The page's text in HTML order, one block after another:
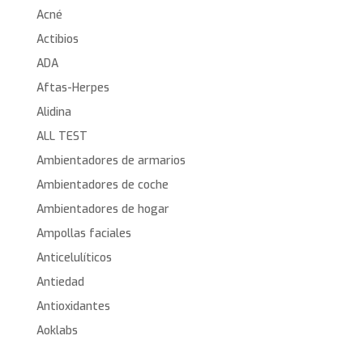
Acné
Actibios
ADA
Aftas-Herpes
Alidina
ALL TEST
Ambientadores de armarios
Ambientadores de coche
Ambientadores de hogar
Ampollas faciales
Anticelulíticos
Antiedad
Antioxidantes
Aoklabs